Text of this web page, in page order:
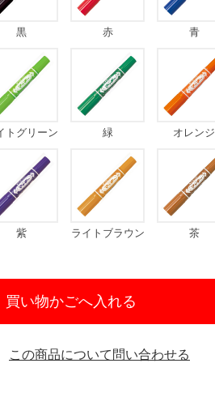
黒 赤 青
トグリーン 緑 オレンジ
紫 ライトブラウン 茶
買い物かごへ入れる
この商品について問い合わせる